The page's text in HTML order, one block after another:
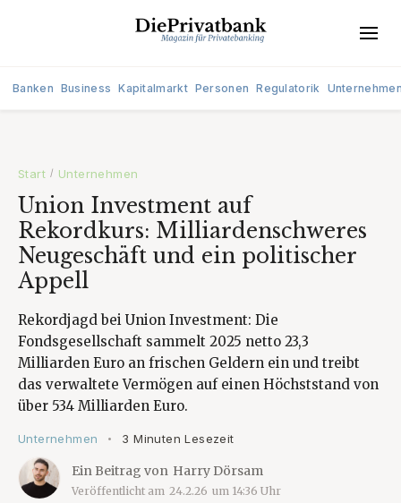
Banken Business Kapitalmarkt Personen Regulatorik
Start / Unternehmen
Union Investment auf
Rekordkurs: Milliardenschweres
Neugeschäft und ein politischer
Appell
Rekordjagd bei Union Investment: Die
Fondsgesellschaft sammelt 2025 netto 23,3
Milliarden Euro an frischen Geldern ein und treibt
das verwaltete Vermögen auf einen Höchststand von
über 534 Milliarden Euro.
Unternehmen • 3 Minuten Lesezeit
Ein Beitrag von Harry Dörsam
Veröffentlicht am 24.2.26 um 14:36 Uhr